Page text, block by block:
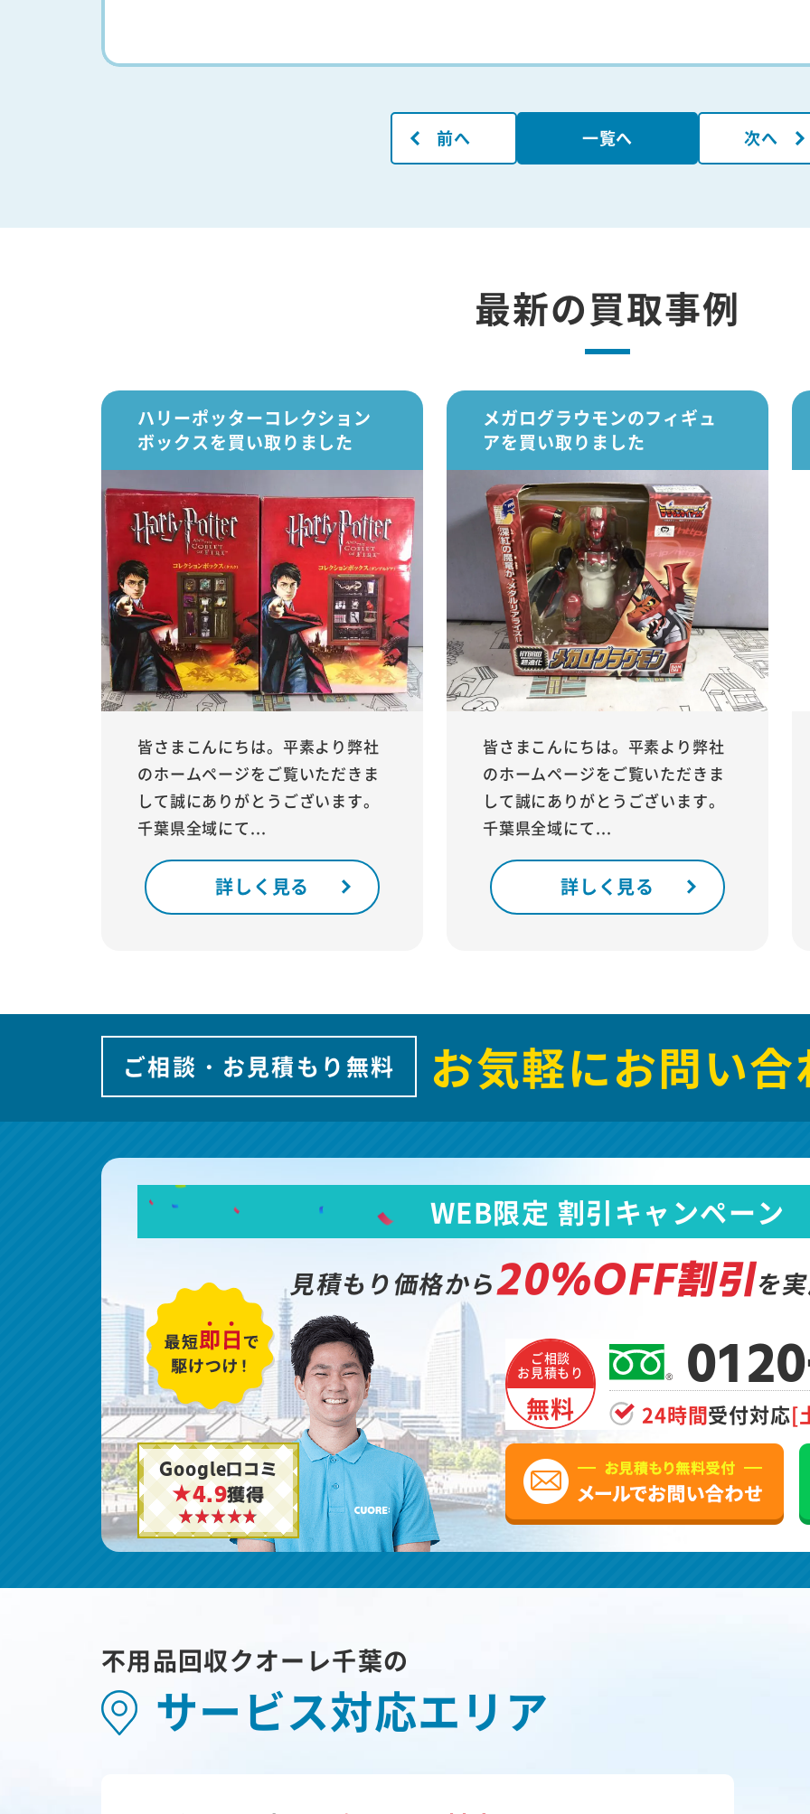
前へ 一覧へ 次へ
最新の買取事例
ハリーポッターコレクション
ボックスを買い取りました
皆さまこんにちは。平素より弊社
のホームページをご覧いただきま
して誠にありがとうございます。
千葉県全域にて...
詳しく見る
メガログラウモンのフィギュ
アを買い取りました
皆さまこんにちは。平素より弊社
のホームページをご覧いただきま
して誠にありがとうございます。
千葉県全域にて...
詳しく見る
ご相談・お見積もり無料 お気軽にお問い
Google口コミ
★4.9獲得
WEB限定 割引キャンペーン
見積もり価格から20%OFF割引を
ご相談
お見積もり
無料 24時間受付対応[
不用品回収クオーレ千葉の
サービス対応エリア